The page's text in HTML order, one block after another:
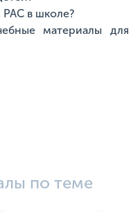
РАС в школе?
материалы для
по теме